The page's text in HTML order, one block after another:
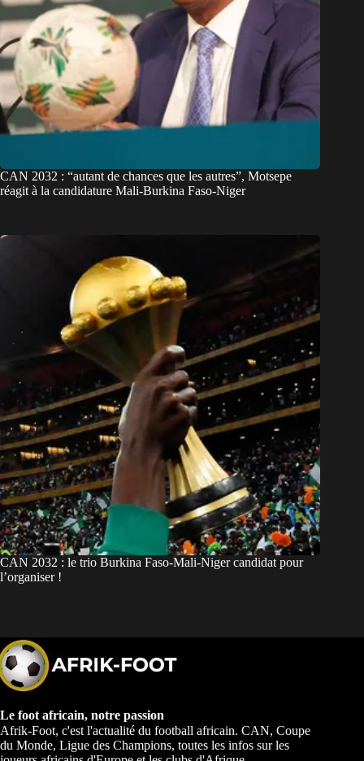
CAN 2032 : “autant de chances que les autres”, Motsepe
réagit à la candidature Mali-Burkina Faso-Niger
CAN 2032 : le trio Burkina Faso-Mali-Niger candidat pour
l’organiser !
Le foot africain, notre passion
Afrik-Foot, c'est l'actualité du football africain. CAN, Coupe
du Monde, Ligue des Champions, toutes les infos sur les